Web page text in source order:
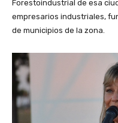
Forestoindustrial de esa
empresarios industriales,
de municipios de la zona.